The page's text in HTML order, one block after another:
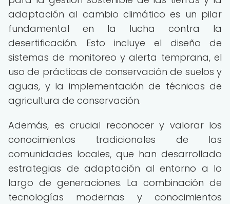
adaptación al cambio climático es un pilar
fundamental en la lucha contra la
desertificación. Esto incluye el diseño de
sistemas de monitoreo y alerta temprana, el
uso de prácticas de conservación de suelos y
aguas, y la implementación de técnicas de
agricultura de conservación.
Además, es crucial reconocer y valorar los
conocimientos tradicionales de las
comunidades locales, que han desarrollado
estrategias de adaptación al entorno a lo
largo de generaciones. La combinación de
tecnologías modernas y conocimientos